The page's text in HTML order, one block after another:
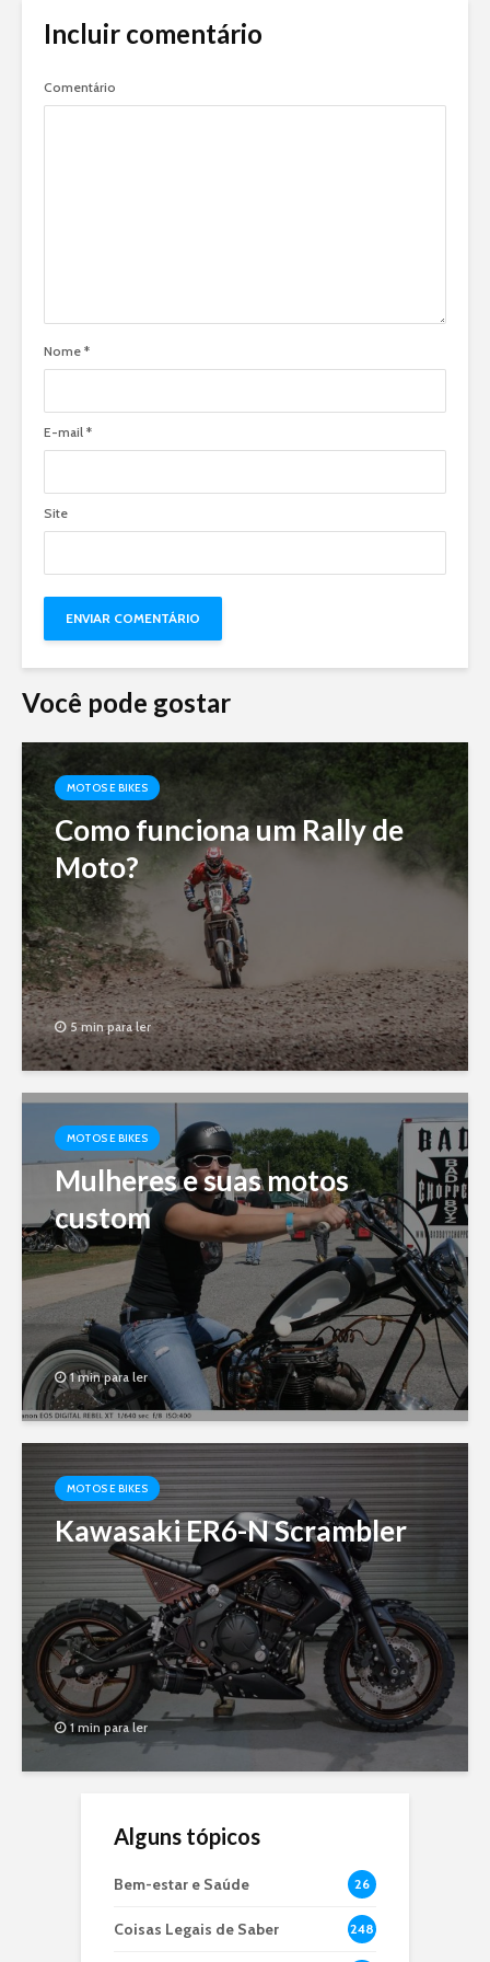
Incluir comentário
Comentário
Nome *
E-mail *
Site
Você pode gostar
MOTOS E BIKES
Como funciona um Rally de
Moto?
5 min para ler
MOTOS E BIKES
Mulheres e suas motos
custom
1 min para ler
MOTOS E BIKES
Kawasaki ER6-N Scrambler
1 min para ler
Alguns tópicos
Bem-estar e Saúde 26
Coisas Legais de Saber 248